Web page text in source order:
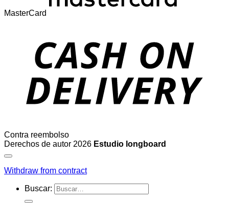
MasterCard
Contra reembolso
Derechos de autor 2026 Estudio longboard
Withdraw from contract
Buscar: